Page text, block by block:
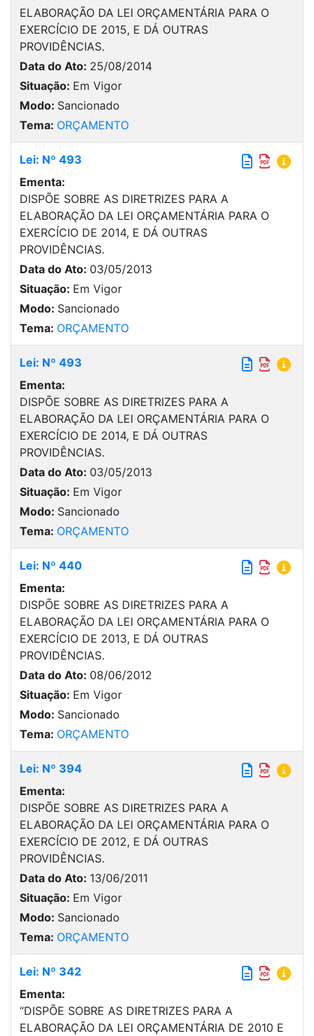
ELABORAÇÃO DA LEI ORÇAMENTÁRIA PARA O
EXERCÍCIO DE 2015, E DÁ OUTRAS
PROVIDÊNCIAS.
Data do Ato: 25/08/2014
Situação: Em Vigor
Modo: Sancionado
Tema: ORÇAMENTO
Lei: Nº 493
Ementa:
DISPÕE SOBRE AS DIRETRIZES PARA A
ELABORAÇÃO DA LEI ORÇAMENTÁRIA PARA O
EXERCÍCIO DE 2014, E DÁ OUTRAS
PROVIDÊNCIAS.
Data do Ato: 03/05/2013
Situação: Em Vigor
Modo: Sancionado
Tema: ORÇAMENTO
Lei: Nº 493
Ementa:
DISPÕE SOBRE AS DIRETRIZES PARA A
ELABORAÇÃO DA LEI ORÇAMENTÁRIA PARA O
EXERCÍCIO DE 2014, E DÁ OUTRAS
PROVIDÊNCIAS.
Data do Ato: 03/05/2013
Situação: Em Vigor
Modo: Sancionado
Tema: ORÇAMENTO
Lei: Nº 440
Ementa:
DISPÕE SOBRE AS DIRETRIZES PARA A
ELABORAÇÃO DA LEI ORÇAMENTÁRIA PARA O
EXERCÍCIO DE 2013, E DÁ OUTRAS
PROVIDÊNCIAS.
Data do Ato: 08/06/2012
Situação: Em Vigor
Modo: Sancionado
Tema: ORÇAMENTO
Lei: Nº 394
Ementa:
DISPÕE SOBRE AS DIRETRIZES PARA A
ELABORAÇÃO DA LEI ORÇAMENTÁRIA PARA O
EXERCÍCIO DE 2012, E DÁ OUTRAS
PROVIDÊNCIAS.
Data do Ato: 13/06/2011
Situação: Em Vigor
Modo: Sancionado
Tema: ORÇAMENTO
Lei: Nº 342
Ementa:
“DISPÕE SOBRE AS DIRETRIZES PARA A
ELABORAÇÃO DA LEI ORÇAMENTÁRIA DE 2010 E